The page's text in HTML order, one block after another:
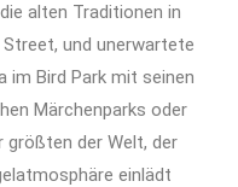
alten Traditionen in
Street, und unerwartete
Bird Park mit seinen
Märchenparks oder
größten der Welt, der
einlädt